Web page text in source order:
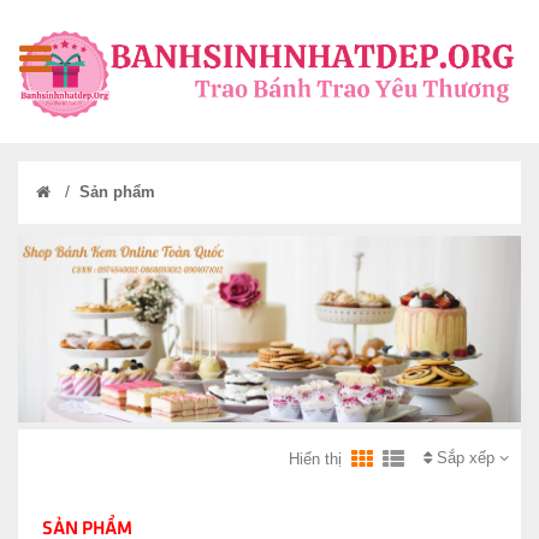
/ Sản phẩm
Sắp xếp
Hiển thị
SẢN PHẨM